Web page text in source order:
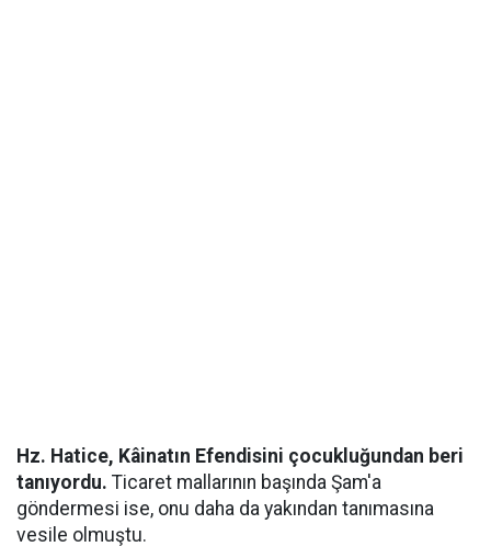
Hz. Hatice, Kâinatın Efendisini çocukluğundan beri
tanıyordu. Ticaret mallarının başında Şam'a
göndermesi ise, onu daha da yakından tanımasına
vesile olmuştu.